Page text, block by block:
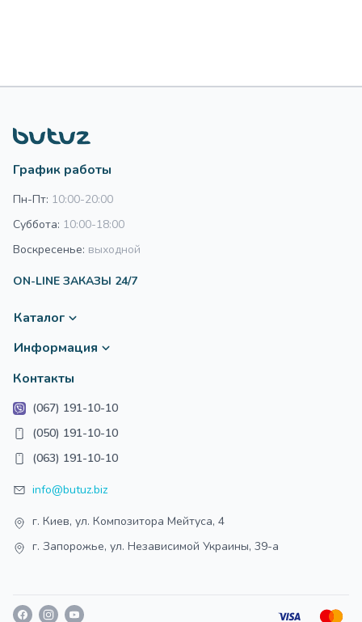
График работы
Пн-Пт: 10:00-20:00
Суббота: 10:00-18:00
Воскресенье: выходной
ON-LINE ЗАКАЗЫ 24/7
Каталог
Информация
Контакты
(067) 191-10-10
(050) 191-10-10
(063) 191-10-10
info@butuz.biz
г. Киев, ул. Композитора Мейтуса, 4
г. Запорожье, ул. Независимой Украины, 39-а